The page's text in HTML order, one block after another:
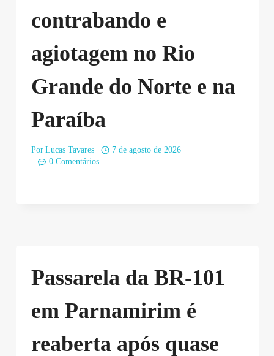
contrabando e
agiotagem no Rio
Grande do Norte e na
Paraíba
Por Lucas Tavares
7 de agosto de 2026
0 Comentários
Passarela da BR-101
em Parnamirim é
reaberta após quase